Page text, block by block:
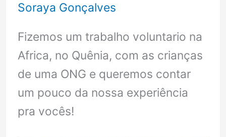
Soraya Gonçalves
Fizemos um trabalho voluntario na
Africa, no Quênia, com as crianças
de uma ONG e queremos contar
um pouco da nossa experiência
pra vocês!